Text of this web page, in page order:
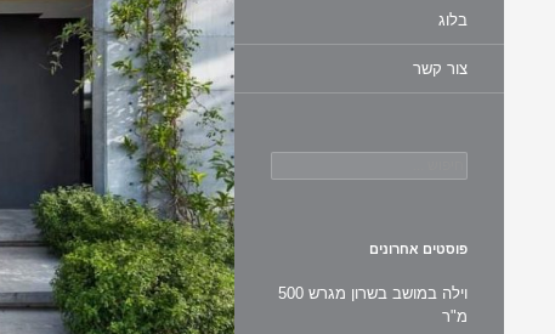
בלוג
צור קשר
פוסטים אחרונים
וילה במושב בשרון מגרש 500
מ"ר